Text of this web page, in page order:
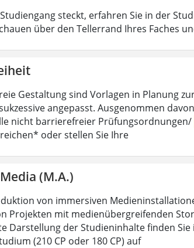
steckt, erfahren Sie in der
über den Tellerrand Ihres Faches
Gestaltung sind Vorlagen in Planung
angepasst. Ausgenommen
nicht barrierefreier Prüfungsordnungen/
oder stellen Sie Ihre
(M.A.)
von immersiven
Projekten mit medienübergreifenden
Darstellung der Studieninhalte finden Sie
(210 CP oder 180 CP) auf